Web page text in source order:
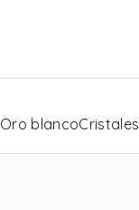
Oro blancoCristales